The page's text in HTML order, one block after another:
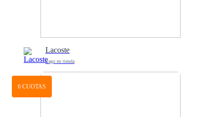
Lacoste
Pago en tienda
6 CUOTAS